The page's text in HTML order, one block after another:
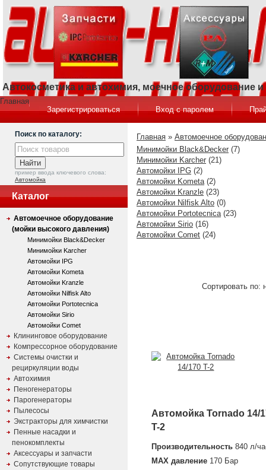
Автокосметика и автохимия, моечное оборудование
Главная
Зарегистрироваться
Вход с паролем
Поиск по каталогу:
пример ввода ключевого слова:
Автомойка
Каталог
Автомоечное оборудование
(мойки высокого давления)
Минимойки Black&Decker
Минимойки Karcher
Автомойки IPG
Автомойки Kometa
Автомойки Kranzle
Автомойки Nilfisk Alto
Автомойки Portotecnica
Автомойки Sirio
Автомойки Comet
Клининговое оборудование
Компрессорное оборудование
Системы очистки и
рециркуляции воды
Автохимия
Пеногенераторы
Парогенераторы
Пылесосы
Экстракторы для химчистки
Пенные насадки и
пенокомплекты
Аксессуары и запчасти
Сопутствующие товары
Главная » Автомоечное
Минимойки Black&Decker (7)
Минимойки Karcher (21)
Автомойки IPG (2)
Автомойки Kometa(2)
Автомойки Kranzle (23)
Автомойки Nilfisk Alto (0)
Автомойки Portotecnica(23)
Автомойки Sirio (16)
Автомойки Comet (24)
Сортировать по:
Автомойка Tornado 14/
T-2
Производительность 840 л/
MAX давление 170 Бар